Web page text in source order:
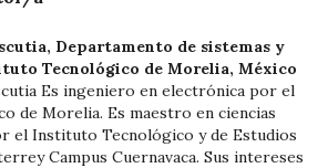
Departamento de sistemas y
Tecnológico de Morelia, México
Es ingeniero en electrónica por el
de Morelia. Es maestro en ciencias
el Instituto Tecnológico y de Estudios
Campus Cuernavaca. Sus intereses